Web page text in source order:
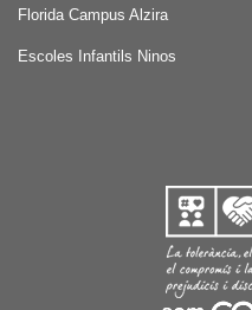
Florida Campus Alzira
Escoles Infantils Ninos